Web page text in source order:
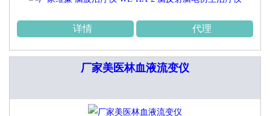
详情 代理
厂家美医林血液流变仪